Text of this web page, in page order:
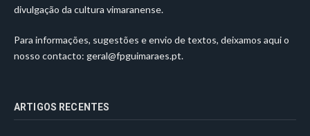
divulgação da cultura vimaranense.
Para informações, sugestões e envio de textos, deixamos aqui o
nosso contacto: geral@fpguimaraes.pt.
ARTIGOS RECENTES